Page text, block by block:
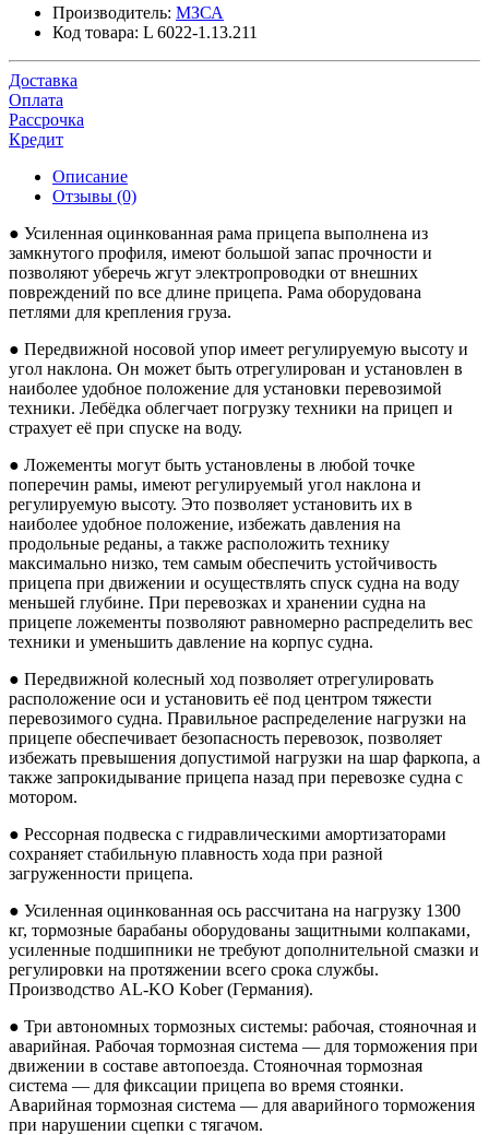
Производитель: МЗСА
Код товара: L 6022-1.13.211
Доставка
Оплата
Рассрочка
Кредит
Описание
Отзывы (0)
● Усиленная оцинкованная рама прицепа выполнена из
замкнутого профиля, имеют большой запас прочности и
позволяют уберечь жгут электропроводки от внешних
повреждений по все длине прицепа. Рама оборудована
петлями для крепления груза.
● Передвижной носовой упор имеет регулируемую высоту и
угол наклона. Он может быть отрегулирован и установлен в
наиболее удобное положение для установки перевозимой
техники. Лебёдка облегчает погрузку техники на прицеп и
страхует её при спуске на воду.
● Ложементы могут быть установлены в любой точке
поперечин рамы, имеют регулируемый угол наклона и
регулируемую высоту. Это позволяет установить их в
наиболее удобное положение, избежать давления на
продольные реданы, а также расположить технику
максимально низко, тем самым обеспечить устойчивость
прицепа при движении и осуществлять спуск судна на воду
меньшей глубине. При перевозках и хранении судна на
прицепе ложементы позволяют равномерно распределить вес
техники и уменьшить давление на корпус судна.
● Передвижной колесный ход позволяет отрегулировать
расположение оси и установить её под центром тяжести
перевозимого судна. Правильное распределение нагрузки на
прицепе обеспечивает безопасность перевозок, позволяет
избежать превышения допустимой нагрузки на шар фаркопа, а
также запрокидывание прицепа назад при перевозке судна с
мотором.
● Рессорная подвеска с гидравлическими амортизаторами
сохраняет стабильную плавность хода при разной
загруженности прицепа.
● Усиленная оцинкованная ось рассчитана на нагрузку 1300
кг, тормозные барабаны оборудованы защитными колпаками,
усиленные подшипники не требуют дополнительной смазки и
регулировки на протяжении всего срока службы.
Производство AL-KO Kober (Германия).
● Три автономных тормозных системы: рабочая, стояночная и
аварийная. Рабочая тормозная система — для торможения при
движении в составе автопоезда. Стояночная тормозная
система — для фиксации прицепа во время стоянки.
Аварийная тормозная система — для аварийного торможения
при нарушении сцепки с тягачом.